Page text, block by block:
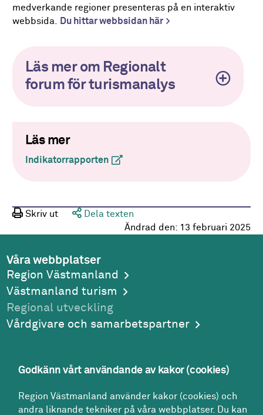
medverkande regioner presenteras på en interaktiv
webbsida. Du hittar webbsidan här
Läs mer om Regionalt
forum för turismanalys
Läs mer
Indikatorrapporten(extern länk)
Skriv ut
Dela texten
Ändrad den: 13 februari 2025
Våra webbplatser
Region Västmanland
Västmanland turism
Regional utveckling
Vårdgivare och samarbetspartner
Region Västmanland
Regionhuset
Godkänn vårt användande av kakor (cookies)
Region Västmanland använder kakor (cookies) och
andra liknande tekniker på våra webbplatser. Du kan